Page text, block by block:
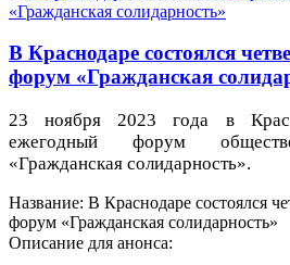
В Краснодаре состоялся
форум «Гражданская
23 ноября 2023 года в
ежегодный форум
«Гражданская солидарность».
Название: В Краснодаре состоялся
форум «Гражданская солидарность»
Описание для анонса: